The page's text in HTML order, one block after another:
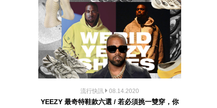
流行快訊 08.14.2020
YEEZY 最奇特鞋款六選 / 若必須挑一雙穿，你